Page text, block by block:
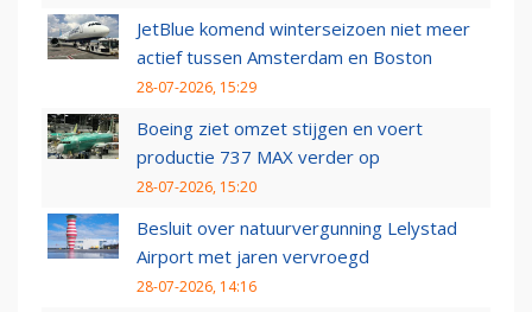
JetBlue komend winterseizoen niet meer
actief tussen Amsterdam en Boston
28-07-2026, 15:29
Boeing ziet omzet stijgen en voert
productie 737 MAX verder op
28-07-2026, 15:20
Besluit over natuurvergunning Lelystad
Airport met jaren vervroegd
28-07-2026, 14:16